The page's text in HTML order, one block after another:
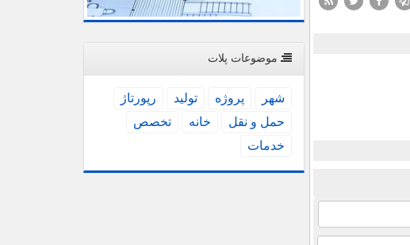
موضوعات پلات
شهر پروژه تولید
رپورتاژ
حمل و نقل
خانه
تخصص
خدمات